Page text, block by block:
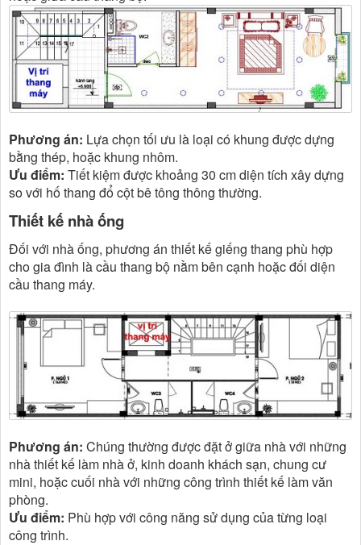
Phương án: Lựa chọn tối ưu là loại có khung được dựng
bằng thép, hoặc khung nhôm.
Ưu điểm: Tiết kiệm được khoảng 30 cm diện tích xây dựng
so với hố thang đổ cột bê tông thông thường.
Thiết kế nhà ống
Đối với nhà ống, phương án thiết kế giếng thang phù hợp
cho gia đình là cầu thang bộ nằm bên cạnh hoặc đối diện
cầu thang máy.
Phương án: Chúng thường được đặt ở giữa nhà với những
nhà thiết kế làm nhà ở, kinh doanh khách sạn, chung cư
mini, hoặc cuối nhà với những công trình thiết kế làm văn
phòng.
Ưu điểm: Phù hợp với công năng sử dụng của từng loại
công trình.